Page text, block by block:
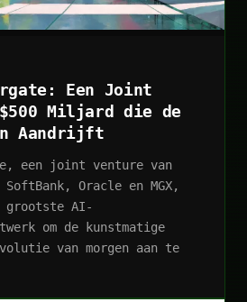
Een Joint
Miljard die de
Aandrijft
een joint venture van
Oracle en MGX,
grootste AI-
om de kunstmatige
van morgen aan te